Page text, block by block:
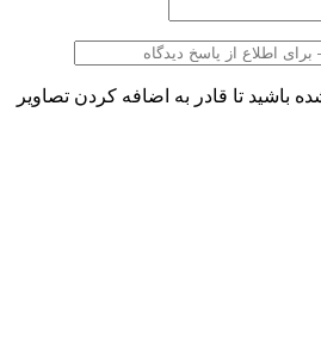
باشید تا قادر به اضافه کردن تصاویر